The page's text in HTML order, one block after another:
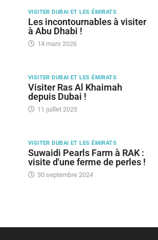
VISITER DUBAI ET LES ÉMIRATS
Les incontournables à visiter
à Abu Dhabi !
14 mars 2026
VISITER DUBAI ET LES ÉMIRATS
Visiter Ras Al Khaimah
depuis Dubai !
11 juillet 2025
VISITER DUBAI ET LES ÉMIRATS
Suwaidi Pearls Farm à RAK :
visite d'une ferme de perles !
30 septembre 2024